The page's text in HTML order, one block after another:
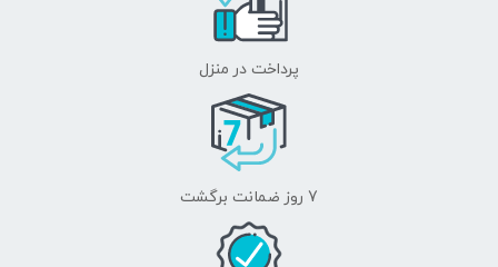
پرداخت در منزل
7 روز ضمانت برگشت